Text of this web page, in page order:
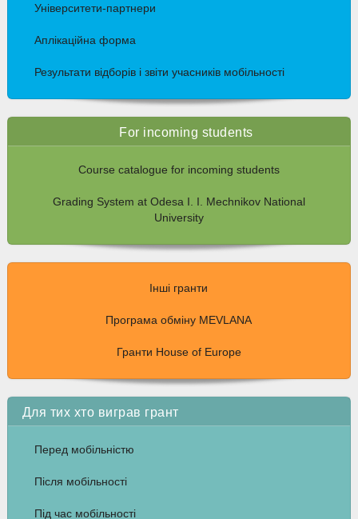
Університети-партнери
Аплікаційна форма
Результати відборів і звіти учасників мобільності
For incoming students
Course catalogue for incoming students
Grading System at Odesa I. I. Mechnikov National
University
Інші гранти
Програма обміну MEVLANA
Гранти House of Europe
Для тих хто виграв грант
Перед мобільністю
Після мобільності
Під час мобільності